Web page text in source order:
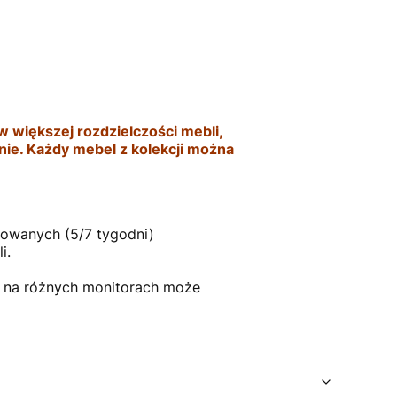
większej rozdzielczości mebli,
Każdy mebel z kolekcji można
(5/7 tygodni)
różnych monitorach może